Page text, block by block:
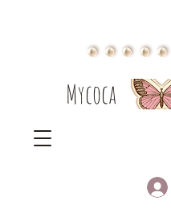
Mycoca